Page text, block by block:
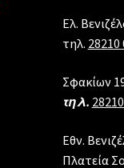
Ελ.
τηλ. 28210
Σφακίων
τηλ.
Εθν.
Πλατεία